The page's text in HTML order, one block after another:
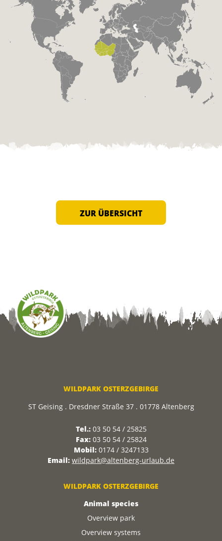
ZUR ÜBERSICHT
WILDPARK OSTERZGEBIRGE
ST Geising . Dresdner Straße 37 . 01778 Altenberg
Tel.:03 50 54 / 25825
Fax:03 50 54 / 25824
Mobil:0174 / 3247133
Email: wildpark@altenberg-urlaub.de
WILDPARK OSTERZGEBIRGE
Animal species
Overview park
Overview systems